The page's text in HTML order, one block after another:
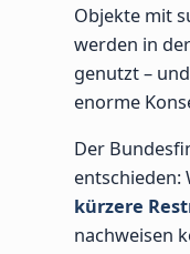
Objekte mit
werden in
genutzt –
enorme
Der
entschieden:
kürzere
nachweisen